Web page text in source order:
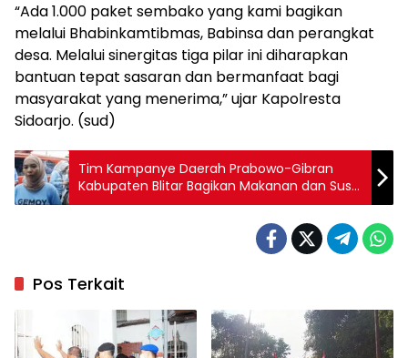
“Ada 1.000 paket sembako yang kami bagikan
melalui Bhabinkamtibmas, Babinsa dan perangkat
desa. Melalui sinergitas tiga pilar ini diharapkan
bantuan tepat sasaran dan bermanfaat bagi
masyarakat yang menerima,” ujar Kapolresta
Sidoarjo. (sud)
Tim Kampanye Daerah Prabowo-Gibran
Kabupaten Blitar Bagikan Makanan dan Susu
Gratis untuk Tangani Stunting di Blitar
Pos Terkait